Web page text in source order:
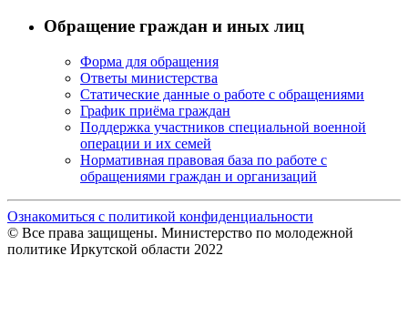
Обращение граждан и иных лиц
Форма для обращения
Ответы министерства
Статические данные о работе с обращениями
График приёма граждан
Поддержка участников специальной военной
операции и их семей
Нормативная правовая база по работе с
обращениями граждан и организаций
Ознакомиться с политикой конфиденциальности
© Все права защищены. Министерство по молодежной
политике Иркутской области 2022